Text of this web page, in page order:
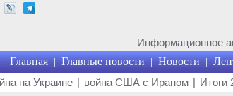
Информационное
Главная | Главные новости | Новости |
на Украине | война США с Ираном | Итоги